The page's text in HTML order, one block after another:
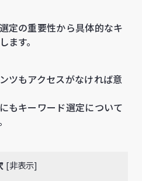
定の重要性から具体的なキ
す。
ツもアクセスがなければ意
もキーワード選定について
[非表示]